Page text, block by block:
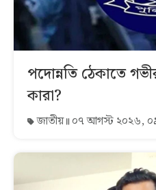
পদোন্নতি ঠেকাতে
কারা?
জাতীয় ০৭ আগস্ট ২০২৬,